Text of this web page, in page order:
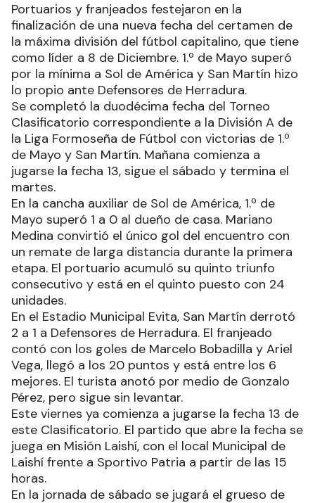
Portuarios y franjeados festejaron en la
finalización de una nueva fecha del certamen de
la máxima división del fútbol capitalino, que tiene
como líder a 8 de Diciembre. 1.º de Mayo superó
por la mínima a Sol de América y San Martín hizo
lo propio ante Defensores de Herradura.
Se completó la duodécima fecha del Torneo
Clasificatorio correspondiente a la División A de
la Liga Formoseña de Fútbol con victorias de 1.º
de Mayo y San Martín. Mañana comienza a
jugarse la fecha 13, sigue el sábado y termina el
martes.
En la cancha auxiliar de Sol de América, 1.º de
Mayo superó 1 a 0 al dueño de casa. Mariano
Medina convirtió el único gol del encuentro con
un remate de larga distancia durante la primera
etapa. El portuario acumuló su quinto triunfo
consecutivo y está en el quinto puesto con 24
unidades.
En el Estadio Municipal Evita, San Martín derrotó
2 a 1 a Defensores de Herradura. El franjeado
contó con los goles de Marcelo Bobadilla y Ariel
Vega, llegó a los 20 puntos y está entre los 6
mejores. El turista anotó por medio de Gonzalo
Pérez, pero sigue sin levantar.
Este viernes ya comienza a jugarse la fecha 13 de
este Clasificatorio. El partido que abre la fecha se
juega en Misión Laishí, con el local Municipal de
Laishí frente a Sportivo Patria a partir de las 15
horas.
En la jornada de sábado se jugará el grueso de